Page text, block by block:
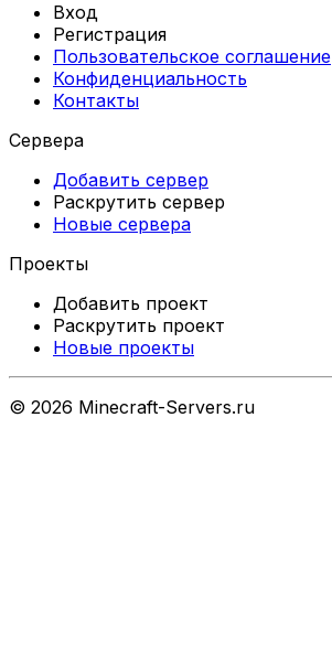
Вход
Регистрация
Пользовательское соглашение
Конфиденциальность
Контакты
Сервера
Добавить сервер
Раскрутить сервер
Новые сервера
Проекты
Добавить проект
Раскрутить проект
Новые проекты
© 2026 Minecraft-Servers.ru